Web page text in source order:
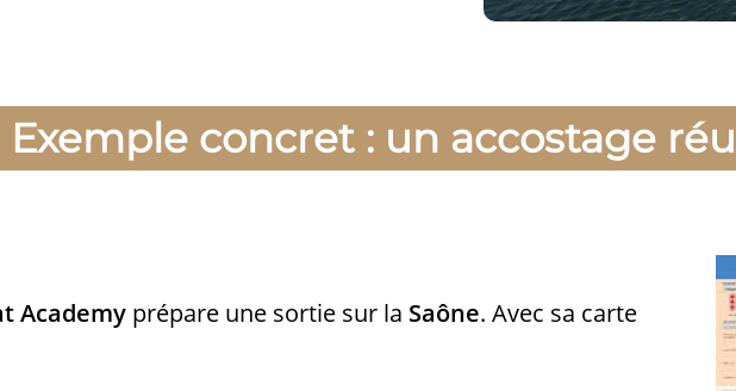
Exemple concret : un accostage
Academy prépare une sortie sur la Saône. Avec sa carte